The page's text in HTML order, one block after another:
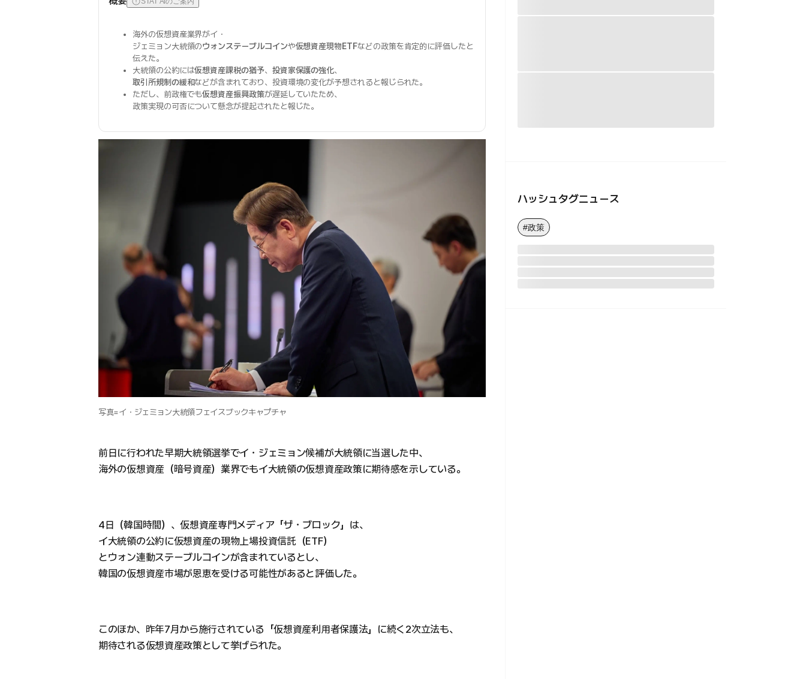
海外の仮想資産業界がイ・
ジェミョン大統領のウォンステーブルコインや仮想資産現物ETFなどの政策を肯定的に評価したと
伝えた。
大統領の公約には仮想資産課税の猶予、 投資家保護の強化、
取引所規制の緩和などが含まれており、投資環境の変化が予想されると報じられた。
ただし、前政権でも仮想資産振興政策が遅延していたため、
政策実現の可否について懸念が提起されたと報じた。
写真=イ・ジェミョン大統領フェイスブックキャプチャ
前日に行われた早期大統領選挙でイ・ジェミョン候補が大統領に当選した中、
海外の仮想資産（暗号資産）業界でもイ大統領の仮想資産政策に期待感を示している。
4日（韓国時間）、仮想資産専門メディア「ザ・ブロック」は、
イ大統領の公約に仮想資産の現物上場投資信託（ETF）
とウォン連動ステーブルコインが含まれているとし、
韓国の仮想資産市場が恩恵を受ける可能性があると評価した。
このほか、昨年7月から施行されている「仮想資産利用者保護法」に続く2次立法も、
期待される仮想資産政策として挙げられた。
ハッシュタグニュース
#政策